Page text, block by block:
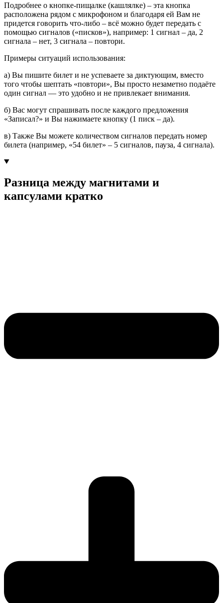
Подробнее о кнопке-пищалке (кашлялке) – эта кнопка
расположена рядом с микрофоном и благодаря ей Вам не
придется говорить что-либо – всё можно будет передать с
помощью сигналов («писков»), например: 1 сигнал – да, 2
сигнала – нет, 3 сигнала – повтори.
Примеры ситуаций использования:
а) Вы пишите билет и не успеваете за диктующим, вместо
того чтобы шептать «повтори», Вы просто незаметно подаёте
один сигнал — это удобно и не привлекает внимания.
б) Вас могут спрашивать после каждого предложения
«Записал?» и Вы нажимаете кнопку (1 писк – да).
в) Также Вы можете количеством сигналов передать номер
билета (например, «54 билет» – 5 сигналов, пауза, 4 сигнала).
Разница между магнитами и
капсулами кратко